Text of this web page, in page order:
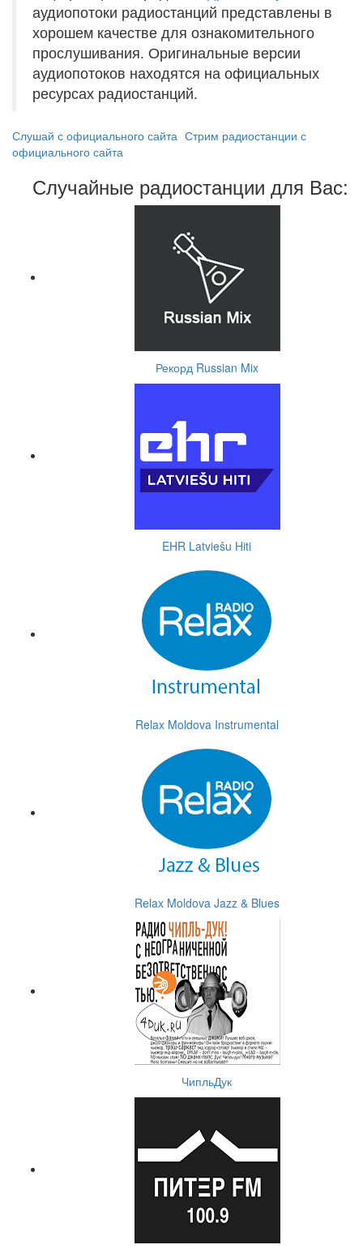
аудиопотоки радиостанций представлены в
хорошем качестве для ознакомительного
прослушивания. Оригинальные версии
аудиопотоков находятся на официальных
ресурсах радиостанций.
Слушай с официального сайта Стрим радиостанции с
официального сайта
Случайные радиостанции для Вас:
Рекорд Russian Mix
EHR Latviešu Hiti
Relax Moldova Instrumental
Relax Moldova Jazz & Blues
ЧипльДук